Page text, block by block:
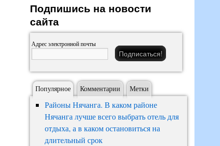
Подпишись на новости
сайта
Адрес электронной почты
Популярное Комментарии Метки
Районы Нячанга. В каком районе
Нячанга лучше всего выбрать отель для
отдыха, а в каком остановиться на
длительный срок